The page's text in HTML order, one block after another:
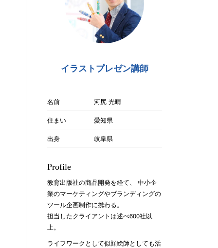
イラストプレゼン講師
名前
河尻 光晴
住まい
愛知県
出身
岐阜県
Profile
教育出版社の商品開発を経て、 中小企
業のマーケティングやブランディングの
ツール企画制作に携わる。
担当したクライアントは述べ600社以
上。
ライフワークとして似顔絵師としても活